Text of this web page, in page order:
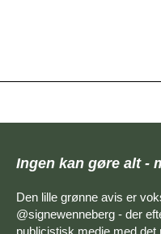
Ingen kan gøre alt -
Den lille grønne avis er
@signewenneberg - der
publicistisk medie med det